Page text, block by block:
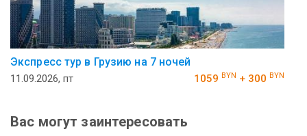
Экспресс тур в Грузию на 7 ночей
11.09.2026, пт 1059 BYN + 300 BYN
Вас могут заинтересовать